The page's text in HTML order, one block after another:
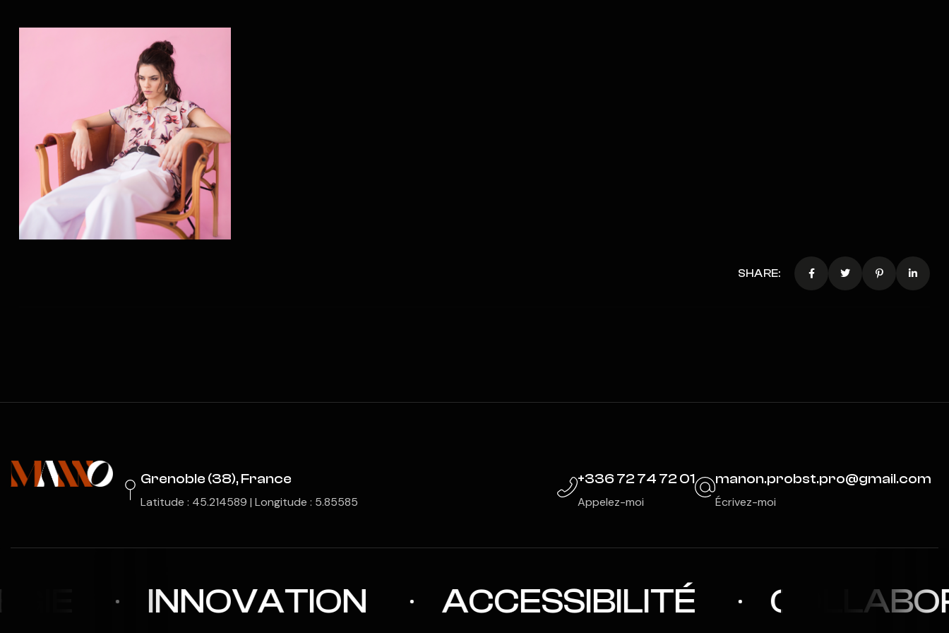
SHARE:
Grenoble (38), France
Latitude : 45.214589 | Longitude : 5.85585
+336 72 74 72 01
Appelez-moi
manon.probst.pro@gmail.com
Écrivez-moi
INNOVATION ACCESSIBILITÉ